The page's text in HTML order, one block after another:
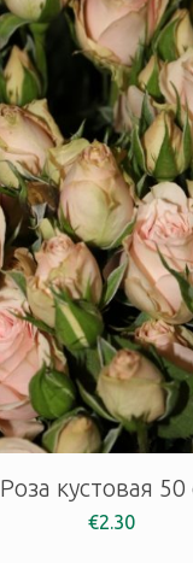
Роза кустовая 50
€2.30